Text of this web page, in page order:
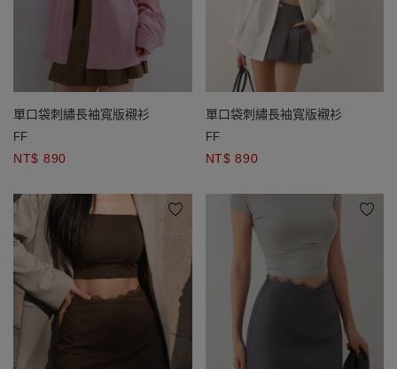
單口袋刺繡長袖寬版襯衫
FF
NT$ 890
單口袋刺繡長袖寬版襯衫
FF
NT$ 890